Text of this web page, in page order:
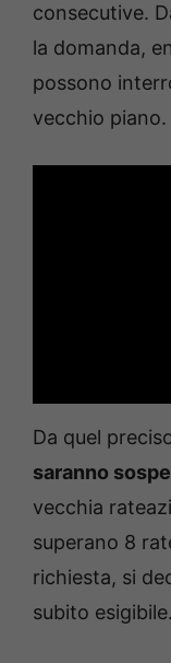
consecutive.
la domanda,
possono
vecchio piano.
Da quel
saranno
vecchia
superano 8
richiesta, si
subito esigibile.